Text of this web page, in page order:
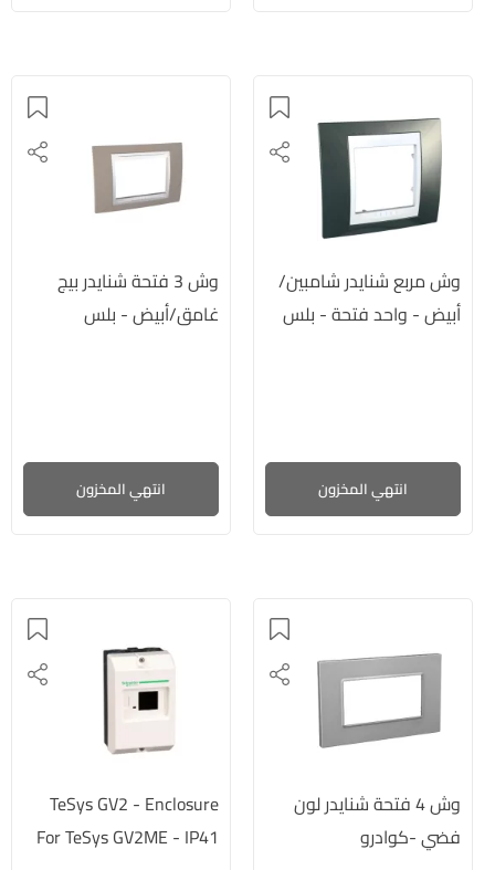
وش مربع شنايدر شامبين/
أبيض - واحد فتحة - بلس
انتهي المخزون
وش 3 فتحة شنايدر بيج
غامق/أبيض - بلس
انتهي المخزون
وش 4 فتحة شنايدر لون
فضي -كوادرو
TeSys GV2 - Enclosure
For TeSys GV2ME - IP41